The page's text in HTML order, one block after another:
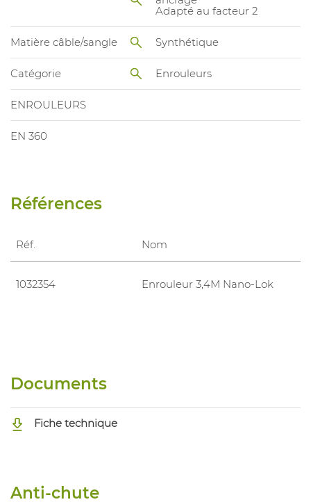
Adapté au facteur 2
Matière câble/sangle Synthétique
Catégorie Enrouleurs
ENROULEURS
EN 360
Références
Réf. Nom
1032354 Enrouleur 3,4M Nano-Lok
Documents
Fiche technique
Anti-chute